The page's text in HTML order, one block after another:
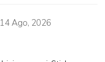
Ago, 2026